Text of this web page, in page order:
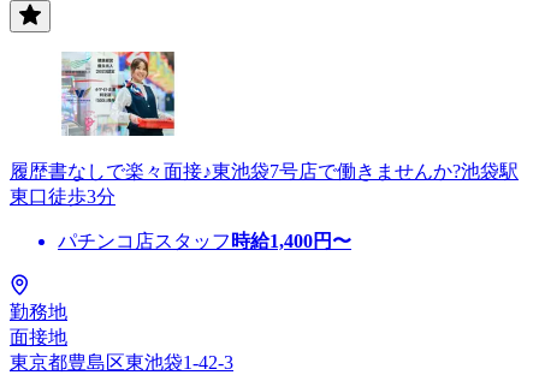
履歴書なしで楽々面接♪東池袋7号店で働きませんか?池袋駅
東口徒歩3分
パチンコ店スタッフ 時給1,400円〜
勤務地
面接地
東京都豊島区東池袋1-42-3